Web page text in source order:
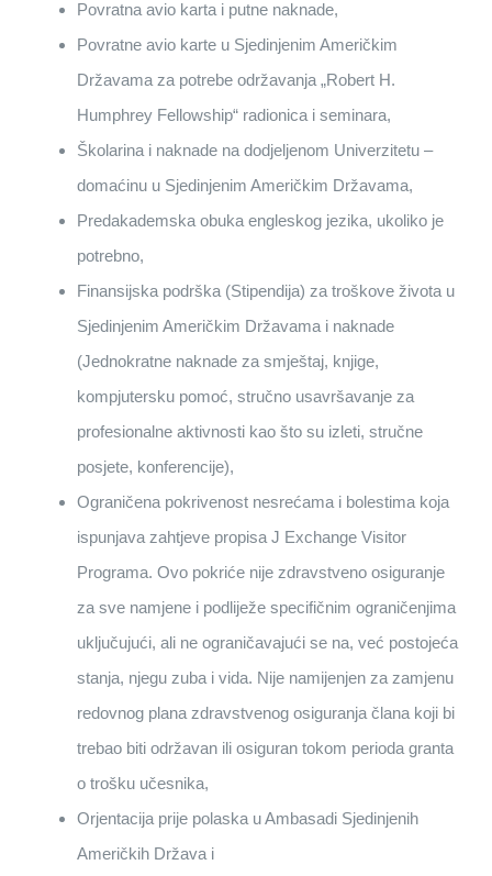
Povratna avio karta i putne naknade,
Povratne avio karte u Sjedinjenim Američkim
Državama za potrebe održavanja „Robert H.
Humphrey Fellowship“ radionica i seminara,
Školarina i naknade na dodjeljenom Univerzitetu –
domaćinu u Sjedinjenim Američkim Državama,
Predakademska obuka engleskog jezika, ukoliko je
potrebno,
Finansijska podrška (Stipendija) za troškove života u
Sjedinjenim Američkim Državama i naknade
(Jednokratne naknade za smještaj, knjige,
kompjutersku pomoć, stručno usavršavanje za
profesionalne aktivnosti kao što su izleti, stručne
posjete, konferencije),
Ograničena pokrivenost nesrećama i bolestima koja
ispunjava zahtjeve propisa J Exchange Visitor
Programa. Ovo pokriće nije zdravstveno osiguranje
za sve namjene i podliježe specifičnim ograničenjima
uključujući, ali ne ograničavajući se na, već postojeća
stanja, njegu zuba i vida. Nije namijenjen za zamjenu
redovnog plana zdravstvenog osiguranja člana koji bi
trebao biti održavan ili osiguran tokom perioda granta
o trošku učesnika,
Orjentacija prije polaska u Ambasadi Sjedinjenih
Američkih Država i